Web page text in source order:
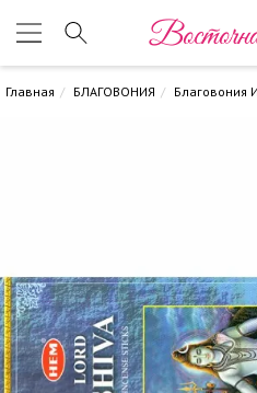
Главная БЛАГОВОНИЯ Благовония